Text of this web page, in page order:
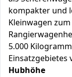
kompakter und
Kleinwagen
5.000
Einsatzgebietes
Hubhöhe